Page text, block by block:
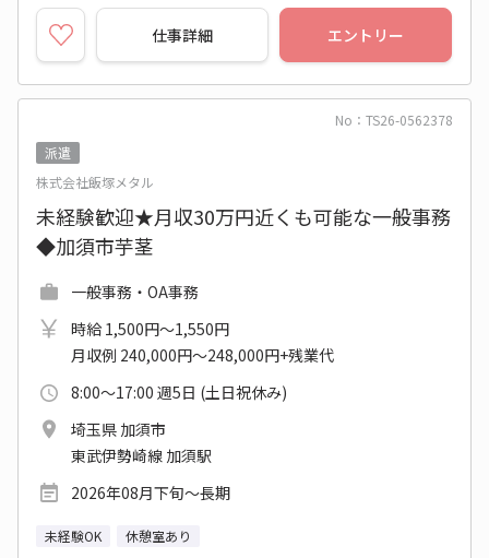
仕事詳細 エントリー
No：TS26-0562378
派遣
株式会社飯塚メタル
未経験歓迎★月収30万円近くも可能な一般事務
◆加須市芋茎
一般事務・OA事務
時給 1,500円～1,550円
月収例 240,000円～248,000円+残業代
8:00～17:00 週5日 (土日祝休み)
埼玉県 加須市
東武伊勢崎線 加須駅
2026年08月下旬～長期
未経験OK 休憩室あり